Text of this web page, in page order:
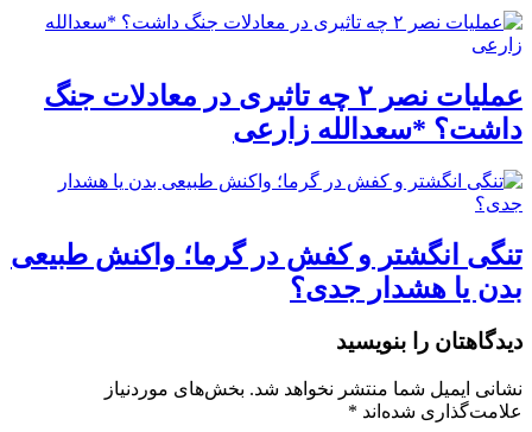
عملیات نصر ۲ چه تاثیری در معادلات جنگ
داشت؟ *سعدالله زارعی
تنگی انگشتر و کفش در گرما؛ واکنش طبیعی
بدن یا هشدار جدی؟
دیدگاهتان را بنویسید
نشانی ایمیل شما منتشر نخواهد شد. بخش‌های موردنیاز
علامت‌گذاری شده‌اند *